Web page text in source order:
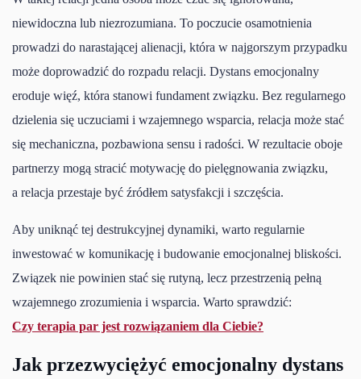
niewidoczna lub niezrozumiana. To poczucie osamotnienia
prowadzi do narastającej alienacji, która w najgorszym przypadku
może doprowadzić do rozpadu relacji. Dystans emocjonalny
eroduje więź, która stanowi fundament związku. Bez regularnego
dzielenia się uczuciami i wzajemnego wsparcia, relacja może stać
się mechaniczna, pozbawiona sensu i radości. W rezultacie oboje
partnerzy mogą stracić motywację do pielęgnowania związku,
a relacja przestaje być źródłem satysfakcji i szczęścia.
Aby uniknąć tej destrukcyjnej dynamiki, warto regularnie
inwestować w komunikację i budowanie emocjonalnej bliskości.
Związek nie powinien stać się rutyną, lecz przestrzenią pełną
wzajemnego zrozumienia i wsparcia. Warto sprawdzić:
Czy terapia par jest rozwiązaniem dla Ciebie?
Jak przezwyciężyć emocjonalny dystans